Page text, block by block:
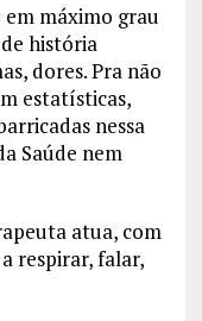
máximo grau
história
dores. Pra não
estatísticas,
nessa
Saúde nem
atua, com
respirar, falar,